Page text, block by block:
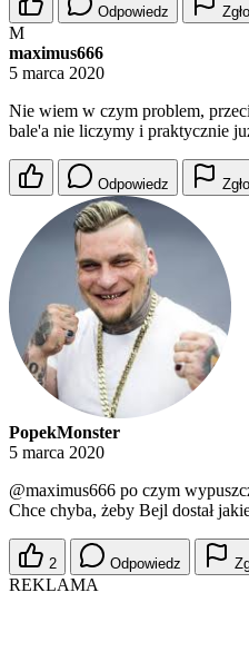
Odpowiedz
M
maximus666
5 marca 2020
Nie wiem w czym problem,
bale'a nie liczymy i praktycznie
Odpowiedz
PopekMonster
5 marca 2020
@maximus666 po czym
Chce chyba, żeby Bejl dostał
2 Odpowiedz
REKLAMA